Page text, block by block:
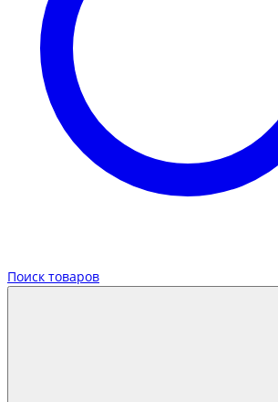
Поиск товаров